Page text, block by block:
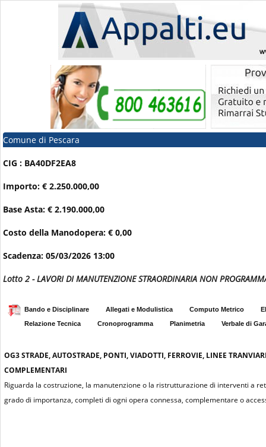
Comune di Pescara
CIG : BA40DF2EA8
Importo: € 2.250.000,00
Base Asta: € 2.190.000,00
Costo della Manodopera: € 0,00
Scadenza: 05/03/2026 13:00
Lotto 2 - LAVORI DI MANUTENZIONE STRAORDINARIA NON
Bando e Disciplinare Allegati e Modulistica Computo Metrico
Relazione Tecnica
Cronoprogramma Planimetria Verbale di
OG3STRADE, AUTOSTRADE, PONTI, VIADOTTI, FERROVIE, LINEE
COMPLEMENTARI
Riguarda la costruzione, la manutenzione o la ristrutturazione di interventi a
grado di importanza, completi di ogni opera connessa, complementare o